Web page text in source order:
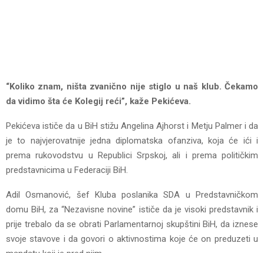
“Koliko znam, ništa zvanično nije stiglo u naš klub. Čekamo
da vidimo šta će Kolegij reći”, kaže Pekićeva.
Pekićeva ističe da u BiH stižu Angelina Ajhorst i Metju Palmer i da
je to najvjerovatnije jedna diplomatska ofanziva, koja će ići i
prema rukovodstvu u Republici Srpskoj, ali i prema političkim
predstavnicima u Federaciji BiH.
Adil Osmanović, šef Kluba poslanika SDA u Predstavničkom
domu BiH, za “Nezavisne novine” ističe da je visoki predstavnik i
prije trebalo da se obrati Parlamentarnoj skupštini BiH, da iznese
svoje stavove i da govori o aktivnostima koje će on preduzeti u